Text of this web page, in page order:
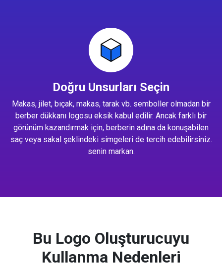
Doğru Unsurları Seçin
Makas, jilet, bıçak, makas, tarak vb. semboller olmadan bir
berber dükkanı logosu eksik kabul edilir. Ancak farklı bir
görünüm kazandırmak için, berberin adına da konuşabilen
saç veya sakal şeklindeki simgeleri de tercih edebilirsiniz.
senin markan.
Bu Logo Oluşturucuyu
Kullanma Nedenleri